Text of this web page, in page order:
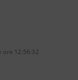
ore 12:56:32